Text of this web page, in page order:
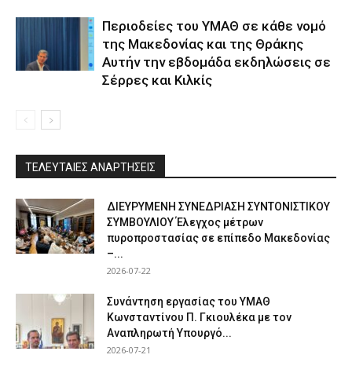
Περιοδείες του ΥΜΑΘ σε κάθε νομό
της Μακεδονίας και της Θράκης
Αυτήν την εβδομάδα εκδηλώσεις σε
Σέρρες και Κιλκίς
ΤΕΛΕΥΤΑΙΕΣ ΑΝΑΡΤΗΣΕΙΣ
ΔΙΕΥΡΥΜΕΝΗ ΣΥΝΕΔΡΙΑΣΗ ΣΥΝΤΟΝΙΣΤΙΚΟΥ
ΣΥΜΒΟΥΛΙΟΥ Έλεγχος μέτρων
πυροπροστασίας σε επίπεδο Μακεδονίας
–...
2026-07-22
Συνάντηση εργασίας του ΥΜΑΘ
Κωνσταντίνου Π. Γκιουλέκα με τον
Αναπληρωτή Υπουργό...
2026-07-21